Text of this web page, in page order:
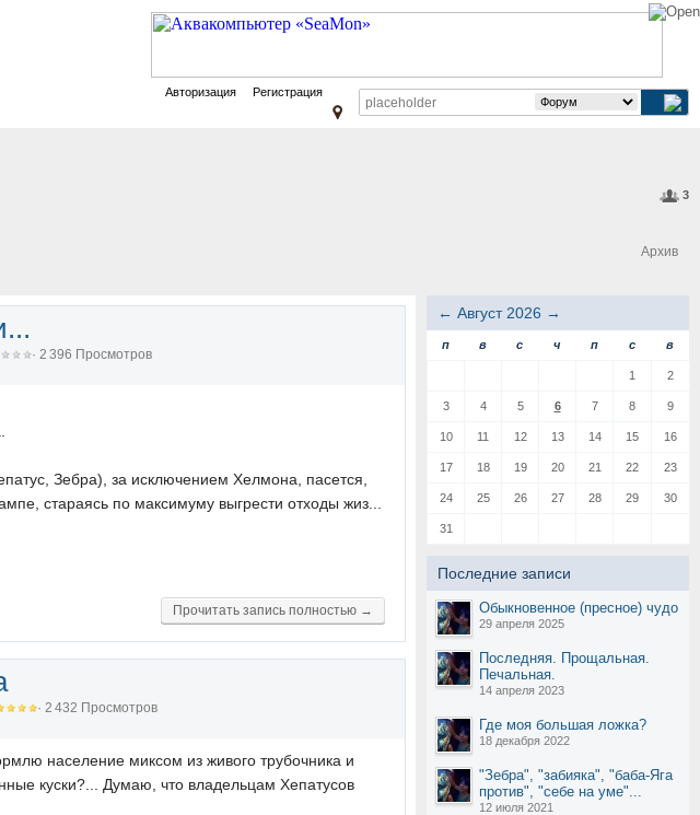
Авторизация Регистрация
3
Архив
· 2 396 Просмотров
Зебра), за исключением Хелмона, пасется,
стараясь по максимуму выгрести отходы жиз...
Прочитать запись полностью →
· 2 432 Просмотров
население миксом из живого трубочника и
куски?... Думаю, что владельцам Хепатусов
← Август 2026 →
п в с ч п с в
1 2
3 4 5 6 7 8 9
10 11 12 13 14 15 16
17 18 19 20 21 22 23
24 25 26 27 28 29 30
31
Последние записи
Обыкновенное (пресное) чудо
29 апреля 2025
Последняя. Прощальная.
Печальная.
14 апреля 2023
Где моя большая ложка?
18 декабря 2022
"Зебра", "забияка", "баба-Яга
против", "себе на уме"...
12 июля 2021